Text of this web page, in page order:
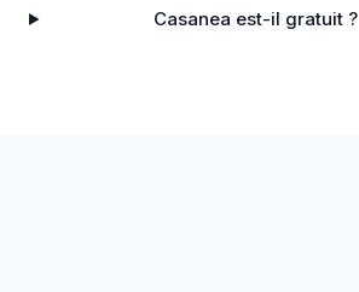
Casanea est-il gratuit ?